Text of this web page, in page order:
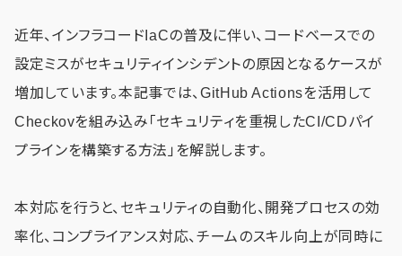
近年、インフラコードIaCの普及に伴い、コードベースでの
設定ミスがセキュリティインシデントの原因となるケースが
増加しています。本記事では、GitHub Actionsを活用して
Checkovを組み込み「セキュリティを重視したCI/CDパイ
プラインを構築する方法」を解説します。
本対応を行うと、セキュリティの自動化、開発プロセスの効
率化、コンプライアンス対応、チームのスキル向上が同時に